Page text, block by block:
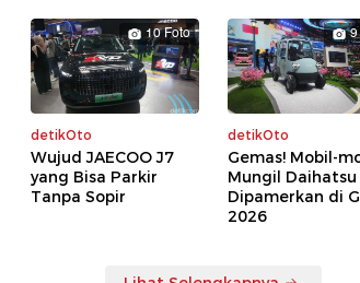
10 Foto
detikOto
Wujud JAECOO J7
yang Bisa Parkir
Tanpa Sopir
detikOto
Gemas! Mobil-
Mungil Daihatsu
Dipamerkan di
2026